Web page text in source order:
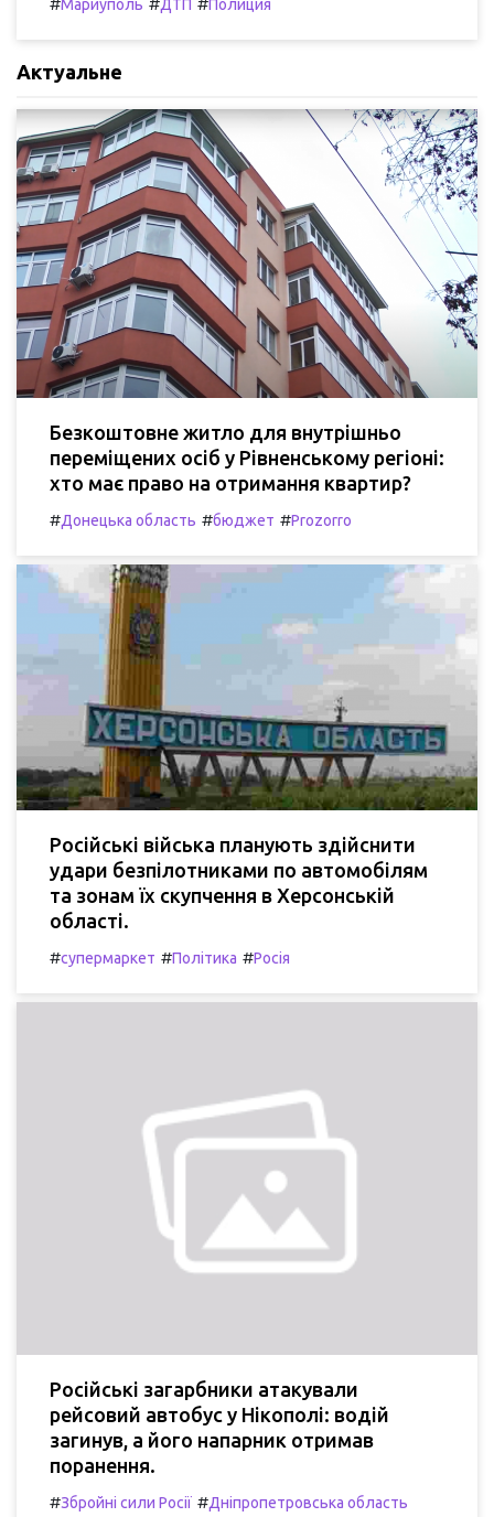
Мариуполь ДТП Полиция
Актуальне
Безкоштовне житло для внутрішньо
переміщених осіб у Рівненському регіоні:
хто має право на отримання квартир?
#Донецька область #бюджет #Prozorro
Російські війська планують здійснити
удари безпілотниками по автомобілям
та зонам їх скупчення в Херсонській
області.
#супермаркет #Політика #Росія
Російські загарбники атакували
рейсовий автобус у Нікополі: водій
загинув, а його напарник отримав
поранення.
#Збройні сили Росії #Дніпропетровська область